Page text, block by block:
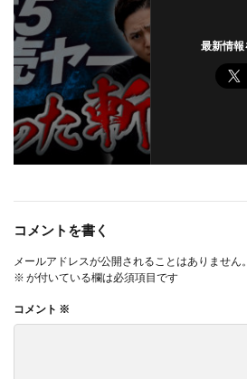
最新情報
コメントを書く
メールアドレスが公開されることはありません。
※ が付いている欄は必須項目です
コメント ※